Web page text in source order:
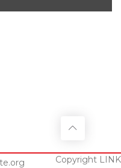
Copyright LINK